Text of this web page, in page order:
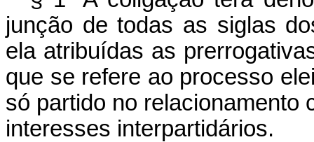
junção de todas as siglas
ela atribuídas as
que se refere ao processo
só partido no relacionamento
interesses interpartidários.